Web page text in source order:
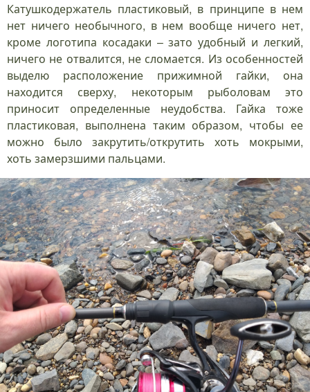
Катушкодержатель пластиковый, в принципе в нем
нет ничего необычного, в нем вообще ничего нет,
кроме логотипа косадаки – зато удобный и легкий,
ничего не отвалится, не сломается. Из особенностей
выделю расположение прижимной гайки, она
находится сверху, некоторым рыболовам это
приносит определенные неудобства. Гайка тоже
пластиковая, выполнена таким образом, чтобы ее
можно было закрутить/открутить хоть мокрыми,
хоть замерзшими пальцами.